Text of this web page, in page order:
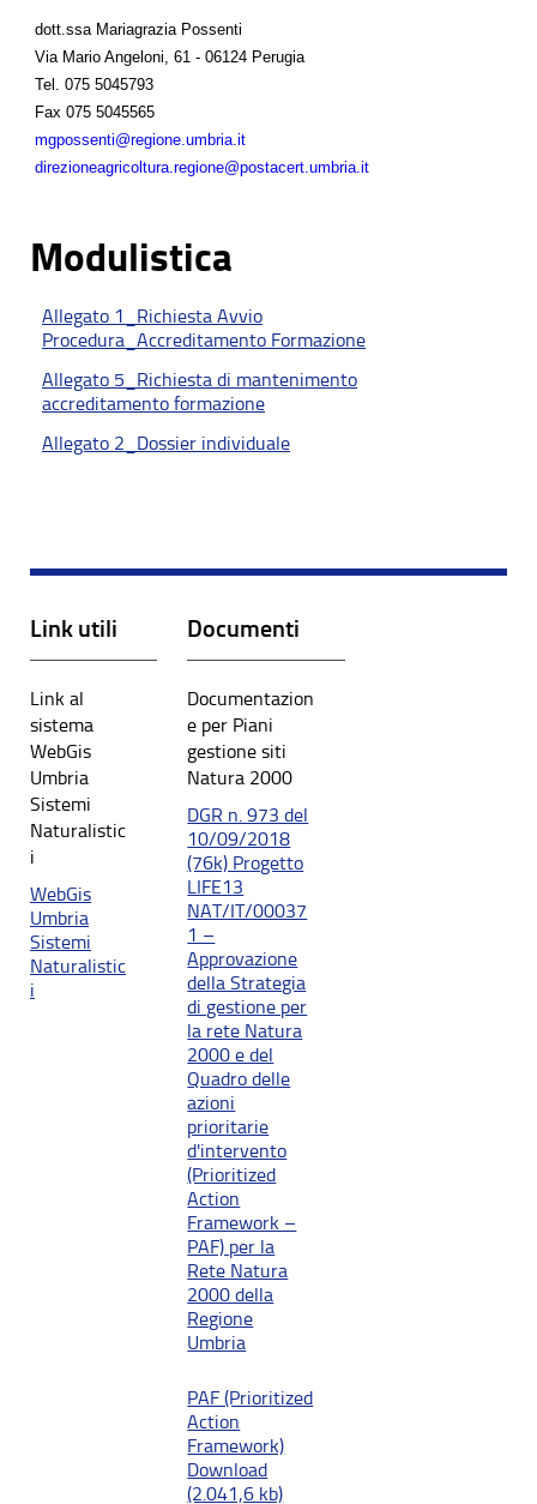
dott.ssa Mariagrazia Possenti
Via Mario Angeloni, 61 - 06124 Perugia
Tel. 075 5045793
Fax 075 5045565
mgpossenti@regione.umbria.it
direzioneagricoltura.regione@postacert.umbria.it
Modulistica
Allegato 1_Richiesta Avvio
Procedura_Accreditamento Formazione
Allegato 5_Richiesta di mantenimento
accreditamento formazione
Allegato 2_Dossier individuale
Link utili
Link al
sistema
WebGis
Umbria
Sistemi
Naturalistic
i
WebGis
Umbria
Sistemi
Naturalistic
i
Documenti
Documentazion
e per Piani
gestione siti
Natura 2000
DGR n. 973 del
10/09/2018
(76k) Progetto
LIFE13
NAT/IT/00037
1 –
Approvazione
della Strategia
di gestione per
la rete Natura
2000 e del
Quadro delle
azioni
prioritarie
d'intervento
(Prioritized
Action
Framework –
PAF) per la
Rete Natura
2000 della
Regione
Umbria
PAF (Prioritized
Action
Framework)
Download
(2.041,6 kb)